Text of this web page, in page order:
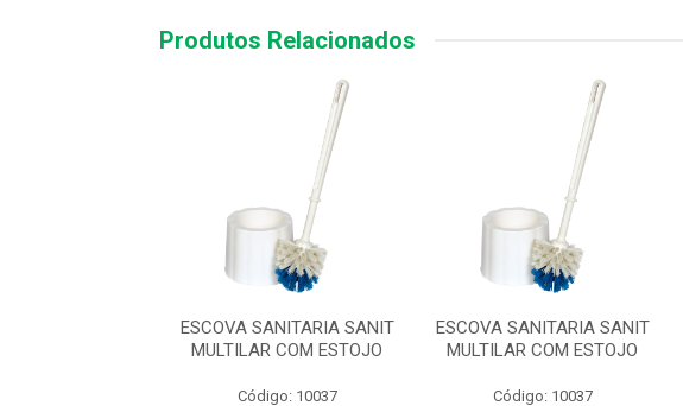
Produtos Relacionados
ESCOVA SANITARIA SANIT
MULTILAR COM ESTOJO
Código: 10037
ESCOVA SANITARIA SANIT
MULTILAR COM ESTOJO
Código: 10037